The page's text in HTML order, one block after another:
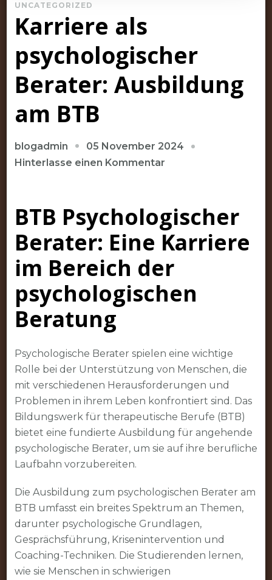
UNCATEGORIZED
Karriere als
psychologischer
Berater: Ausbildung
am BTB
blogadmin
05 November 2024
Hinterlasse einen Kommentarzu
psychologischer
Berater:
Ausbildung
BTB
BTB Psychologischer
Berater: Eine Karriere
im Bereich der
psychologischen
Beratung
Psychologische Berater spielen eine wichtige
Rolle bei der Unterstützung von Menschen, die
mit verschiedenen Herausforderungen und
Problemen in ihrem Leben konfrontiert sind. Das
Bildungswerk für therapeutische Berufe (BTB)
bietet eine fundierte Ausbildung für angehende
psychologische Berater, um sie auf ihre berufliche
Laufbahn vorzubereiten.
Die Ausbildung zum psychologischen Berater am
BTB umfasst ein breites Spektrum an Themen,
darunter psychologische Grundlagen,
Gesprächsführung, Krisenintervention und
Coaching-Techniken. Die Studierenden lernen,
wie sie Menschen in schwierigen